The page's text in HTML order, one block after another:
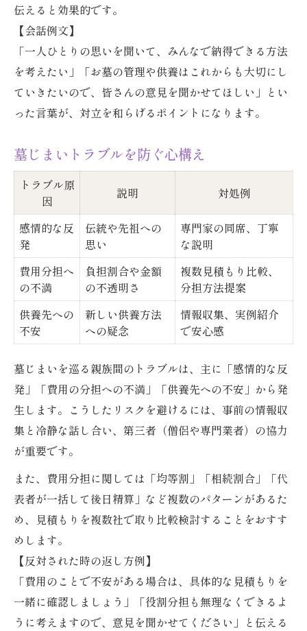
伝えると効果的です。
【会話例文】
「一人ひとりの思いを聞いて、みんなで納得できる方法
を考えたい」「お墓の管理や供養はこれからも大切にし
ていきたいので、皆さんの意見を聞かせてほしい」とい
った言葉が、対立を和らげるポイントになります。
墓じまいトラブルを防ぐ心構え
トラブル原
因
説明 対処例
感情的な反
発
伝統や先祖への
思い
専門家の同席、丁寧
な説明
費用分担へ
の不満
負担割合や金額
の不透明さ
複数見積もり比較、
分担方法提案
供養先への
不安
新しい供養方法
への疑念
情報収集、実例紹介
で安心感
墓じまいを巡る親族間のトラブルは、主に「感情的な反
発」「費用の分担への不満」「供養先への不安」から発
生します。こうしたリスクを避けるには、事前の情報収
集と冷静な話し合い、第三者（僧侶や専門業者）の協力
が重要です。
また、費用分担に関しては「均等割」「相続割合」「代
表者が一括して後日精算」など複数のパターンがあるた
め、見積もりを複数社で取り比較検討することをおすす
めします。
【反対された時の返し方例】
「費用のことで不安がある場合は、具体的な見積もりを
一緒に確認しましょう」「役割分担も無理なくできるよ
うに考えますので、意見を聞かせてください」と伝える